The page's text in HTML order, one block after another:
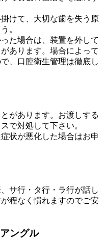
けて、大切な歯を失う原
。
た場合は、装置を外して
あります。場合によって
、口腔衛生管理は徹底し
があります。お渡しする
で対処して下さい。
状が悪化した場合はお申
サ行・タ行・ラ行が話し
程なく慣れますのでご安
ングル